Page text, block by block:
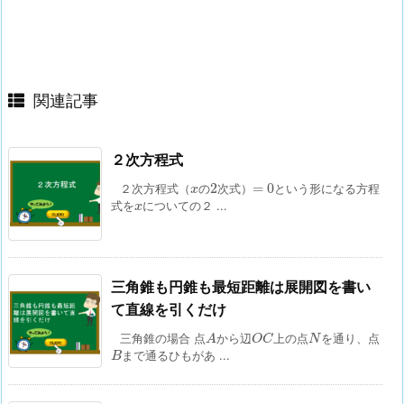
関連記事
２次方程式
２次方程式（x
xの2
2次式） = 0
0 という形になる方程
式をx
xについての２ ...
三角錐も円錐も最短距離は展開図を書い
て直線を引くだけ
三角錐の場合 点A
Aから辺OC
OC上の点N
N を通り、点
B
B まで通るひもがあ ...